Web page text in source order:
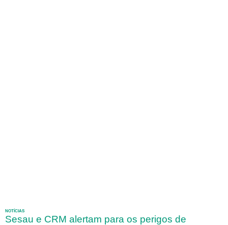
NOTÍCIAS
Sesau e CRM alertam para os perigos de